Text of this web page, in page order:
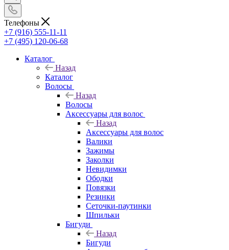
Телефоны
+7 (916) 555-11-11
+7 (495) 120-06-68
Каталог
Назад
Каталог
Волосы
Назад
Волосы
Аксессуары для волос
Назад
Аксессуары для волос
Валики
Зажимы
Заколки
Невидимки
Ободки
Повязки
Резинки
Сеточки-паутинки
Шпильки
Бигуди
Назад
Бигуди